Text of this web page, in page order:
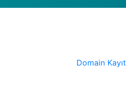
Domain Kayıt